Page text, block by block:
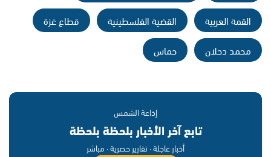
القمة العربية
القضية الفلسطينية
قطاع غزة
محمد دحلان
حماس
إذاعة الشمس
تابع آخر الأخبار بلحظة بلحظة
أخبار عاجلة · تقارير حصرية · مباشر